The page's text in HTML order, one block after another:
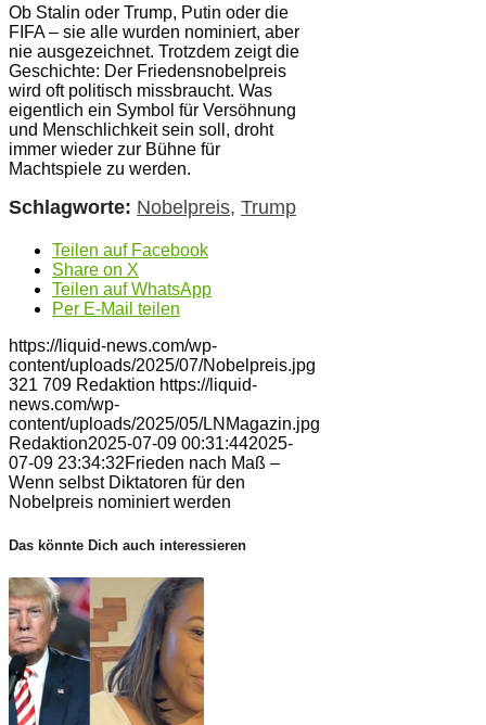
Ob Stalin oder Trump, Putin oder die
FIFA – sie alle wurden nominiert, aber
nie ausgezeichnet. Trotzdem zeigt die
Geschichte: Der Friedensnobelpreis
wird oft politisch missbraucht. Was
eigentlich ein Symbol für Versöhnung
und Menschlichkeit sein soll, droht
immer wieder zur Bühne für
Machtspiele zu werden.
Schlagworte: Nobelpreis, Trump
Teilen auf Facebook
Share on X
Teilen auf WhatsApp
Per E-Mail teilen
https://liquid-news.com/wp-
content/uploads/2025/07/Nobelpreis.jpg
321 709 Redaktion https://liquid-
news.com/wp-
content/uploads/2025/05/LNMagazin.jpg
Redaktion2025-07-09 00:31:442025-
07-09 23:34:32Frieden nach Maß –
Wenn selbst Diktatoren für den
Nobelpreis nominiert werden
Das könnte Dich auch interessieren